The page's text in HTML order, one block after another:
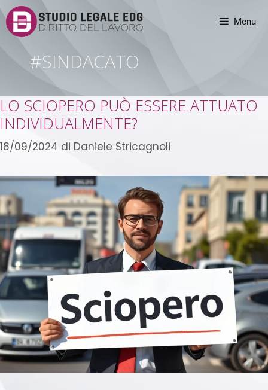
Menu
#SINDACATO
LO SCIOPERO PUÒ ESSERE ATTUATO
INDIVIDUALMENTE?
18/09/2024 di Daniele Stricagnoli